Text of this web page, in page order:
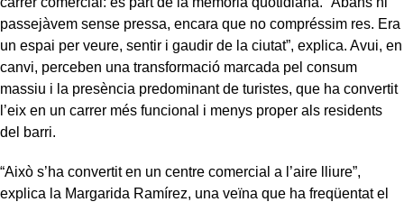
passejàvem sense pressa, encara que no compréssim res. Era
un espai per veure, sentir i gaudir de la ciutat”, explica. Avui, en
canvi, perceben una transformació marcada pel consum
massiu i la presència predominant de turistes, que ha convertit
l’eix en un carrer més funcional i menys proper als residents
del barri.
“Això s’ha convertit en un centre comercial a l’aire lliure”,
explica la Margarida Ramírez, una veïna que ha freqüentat el